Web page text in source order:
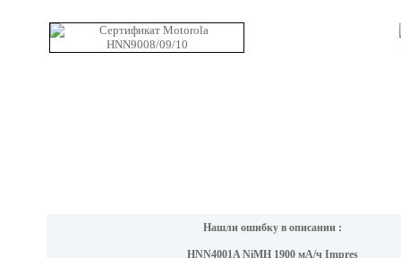
Нашли ошибку в описании :
HNN4001A NiMH 1900 мА/ч Impres